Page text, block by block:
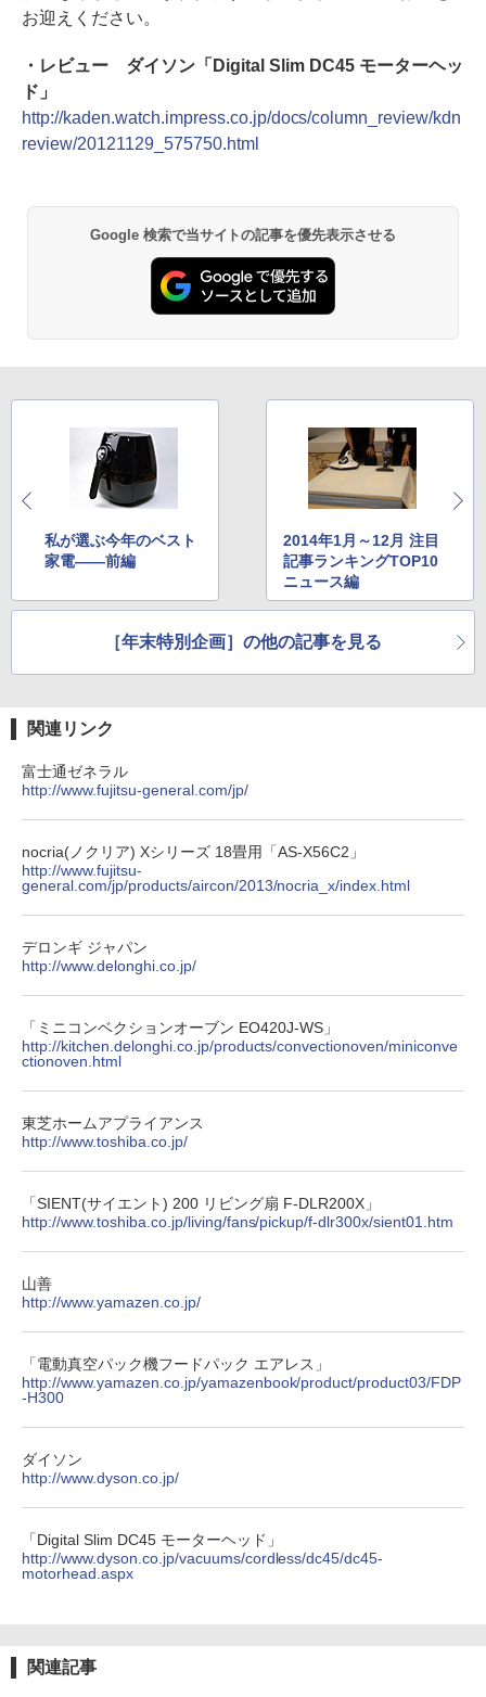
お迎えください。
・レビュー ダイソン「Digital Slim DC45 モーターヘッ
ド」
http://kaden.watch.impress.co.jp/docs/column_review/kdn
review/20121129_575750.html
Google 検索で当サイトの記事を優先表示させる
私が選ぶ今年のベスト
家電――前編
2014年1月～12月 注目
記事ランキングTOP10
ニュース編
［年末特別企画］の他の記事を見る
関連リンク
富士通ゼネラル
http://www.fujitsu-general.com/jp/
nocria(ノクリア) Xシリーズ 18畳用「AS-X56C2」
http://www.fujitsu-
general.com/jp/products/aircon/2013/nocria_x/index.html
デロンギ ジャパン
http://www.delonghi.co.jp/
「ミニコンベクションオーブン EO420J-WS」
http://kitchen.delonghi.co.jp/products/convectionoven/miniconve
ctionoven.html
東芝ホームアプライアンス
http://www.toshiba.co.jp/
「SIENT(サイエント) 200 リビング扇 F-DLR200X」
http://www.toshiba.co.jp/living/fans/pickup/f-dlr300x/sient01.htm
山善
http://www.yamazen.co.jp/
「電動真空パック機フードパック エアレス」
http://www.yamazen.co.jp/yamazenbook/product/product03/FDP
-H300
ダイソン
http://www.dyson.co.jp/
「Digital Slim DC45 モーターヘッド」
http://www.dyson.co.jp/vacuums/cordless/dc45/dc45-
motorhead.aspx
関連記事